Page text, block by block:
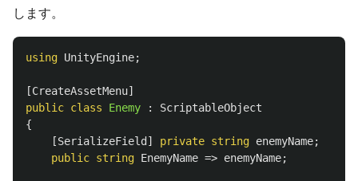
します。
using UnityEngine;
[CreateAssetMenu]
public class Enemy :
ScriptableObject
{
[SerializeField ] private string enemyName;
public string EnemyName => enemyName;